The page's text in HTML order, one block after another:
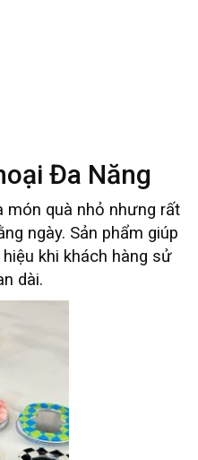
Đa Năng
quà nhỏ nhưng rất
ngày. Sản phẩm giúp
khi khách hàng sử
dài.